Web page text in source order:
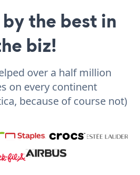
the best in
biz!
over a half million
on every continent
because of course not)